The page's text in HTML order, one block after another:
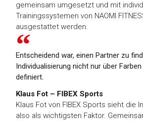
gemeinsam umgesetzt und mit
Trainingssystemen von NAOMI
ausgestattet werden.
Entscheidend war, einen Partner zu
Individualisierung nicht nur über
definiert.
Klaus Fot – FIBEX Sports
Klaus Fot von FIBEX Sports sieht die
also als wichtigsten Faktor.